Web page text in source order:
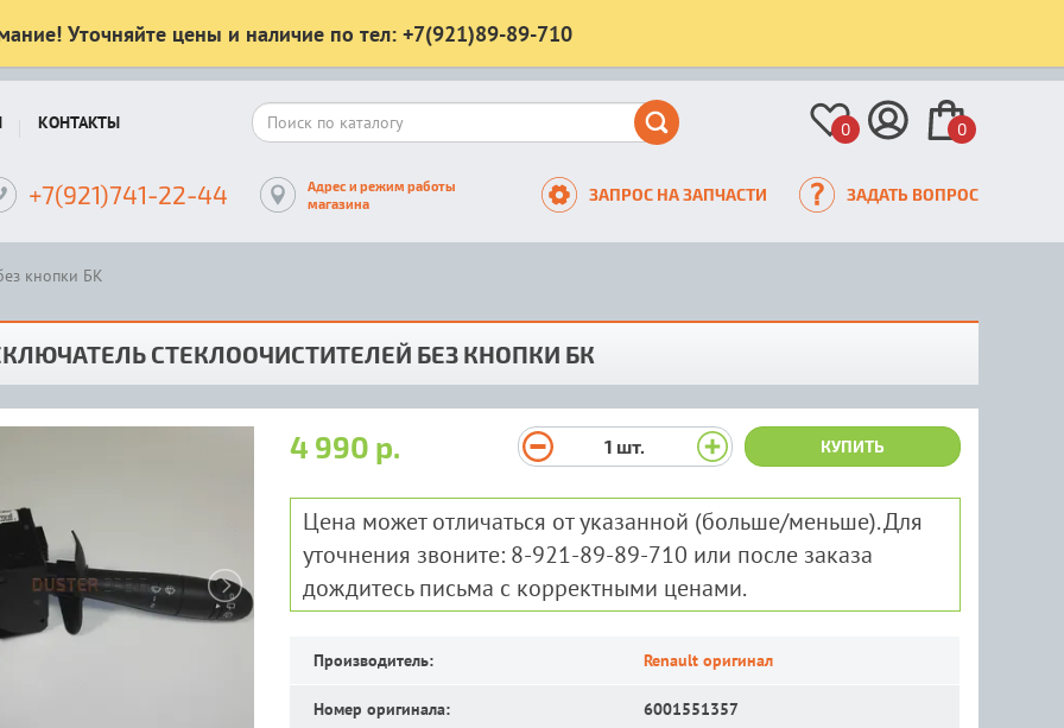
Уточняйте цены и наличие по тел: +7(921)89-89-710
КОНТАКТЫ 0 0
+7(921)741-22-44
Адрес и режим работы
магазина
ЗАПРОС НА ЗАПЧАСТИ ЗАДАТЬ ВОПРОС
кнопки БК
СТЕКЛООЧИСТИТЕЛЕЙ БЕЗ КНОПКИ БК
4 990 р. 1 шт. КУПИТЬ
Цена может отличаться от указанной (больше/меньше). Для
уточнения звоните: 8-921-89-89-710 или после заказа
дождитесь письма с корректными ценами.
Производитель: Renault оригинал
Номер оригинала: 6001551357